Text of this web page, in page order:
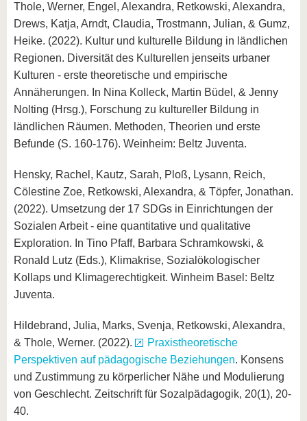
Thole, Werner, Engel, Alexandra, Retkowski, Alexandra,
Drews, Katja, Arndt, Claudia, Trostmann, Julian, & Gumz,
Heike. (2022). Kultur und kulturelle Bildung in ländlichen
Regionen. Diversität des Kulturellen jenseits urbaner
Kulturen - erste theoretische und empirische
Annäherungen. In Nina Kolleck, Martin Büdel, & Jenny
Nolting (Hrsg.), Forschung zu kultureller Bildung in
ländlichen Räumen. Methoden, Theorien und erste
Befunde (S. 160-176). Weinheim: Beltz Juventa.
Hensky, Rachel, Kautz, Sarah, Ploß, Lysann, Reich,
Cölestine Zoe, Retkowski, Alexandra, & Töpfer, Jonathan.
(2022). Umsetzung der 17 SDGs in Einrichtungen der
Sozialen Arbeit - eine quantitative und qualitative
Exploration. In Tino Pfaff, Barbara Schramkowski, &
Ronald Lutz (Eds.), Klimakrise, Sozialökologischer
Kollaps und Klimagerechtigkeit. Winheim Basel: Beltz
Juventa.
Hildebrand, Julia, Marks, Svenja, Retkowski, Alexandra,
& Thole, Werner. (2022).
Praxistheoretische
Perspektiven auf pädagogische Beziehungen. Konsens
und Zustimmung zu körperlicher Nähe und Modulierung
von Geschlecht. Zeitschrift für Sozalpädagogik, 20(1), 20-
40.